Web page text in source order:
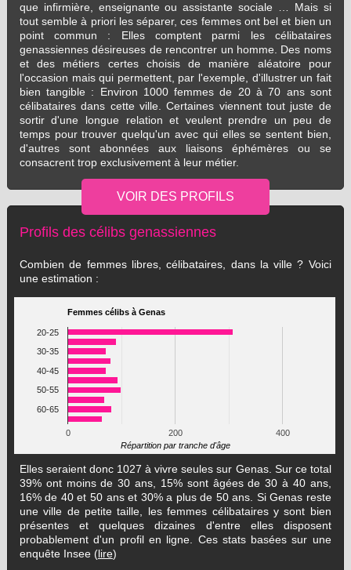
que infirmière, enseignante ou assistante sociale … Mais si
tout semble à priori les séparer, ces femmes ont bel et bien un
point commun : Elles comptent parmi les célibataires
genassiennes désireuses de rencontrer un homme. Des noms
et des métiers certes choisis de manière aléatoire pour
l'occasion mais qui permettent, par l'exemple, d'illustrer un fait
bien tangible : Environ 1000 femmes de 20 à 70 ans sont
célibataires dans cette ville. Certaines viennent tout juste de
sortir d'une longue relation et veulent prendre un peu de
temps pour trouver quelqu'un avec qui elles se sentent bien,
d'autres sont abonnées aux liaisons éphémères ou se
consacrent trop exclusivement à leur métier.
Profils des célibs genassiennes
Combien de femmes libres, célibataires, dans la ville ? Voici
une estimation :
Femmes célibs à Genas
0 200 400
20-25
30-35
40-45
50-55
60-65
Répartition par tranche d'âge
Elles seraient donc 1027 à vivre seules sur Genas. Sur ce total
39% ont moins de 30 ans, 15% sont âgées de 30 à 40 ans,
16% de 40 et 50 ans et 30% a plus de 50 ans. Si Genas reste
une ville de petite taille, les femmes célibataires y sont bien
présentes et quelques dizaines d'entre elles disposent
probablement d'un profil en ligne. Ces stats basées sur une
enquête Insee (lire)